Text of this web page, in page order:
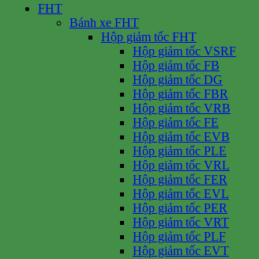
FHT
Bánh xe FHT
Hộp giảm tốc FHT
Hộp giảm tốc VSRF
Hộp giảm tốc FB
Hộp giảm tốc DG
Hộp giảm tốc FBR
Hộp giảm tốc VRB
Hộp giảm tốc FE
Hộp giảm tốc EVB
Hộp giảm tốc PLE
Hộp giảm tốc VRL
Hộp giảm tốc FER
Hộp giảm tốc EVL
Hộp giảm tốc PER
Hộp giảm tốc VRT
Hộp giảm tốc PLF
Hộp giảm tốc EVT